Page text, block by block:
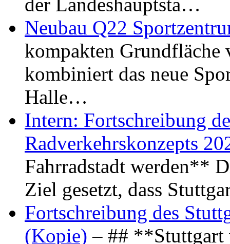
Neubau Q22
kompakten Grundfläche
kombiniert das neue
Halle…
Intern: Fortschreibung
Radverkehrskonzepts
Fahrradstadt werden**
Ziel gesetzt, dass
Fortschreibung des
(Kopie) – ## **Stuttgart